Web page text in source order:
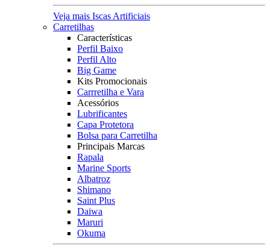
Veja mais Iscas Artificiais
Carretilhas
Características
Perfil Baixo
Perfil Alto
Big Game
Kits Promocionais
Carrretilha e Vara
Acessórios
Lubrificantes
Capa Protetora
Bolsa para Carretilha
Principais Marcas
Rapala
Marine Sports
Albatroz
Shimano
Saint Plus
Daiwa
Maruri
Okuma